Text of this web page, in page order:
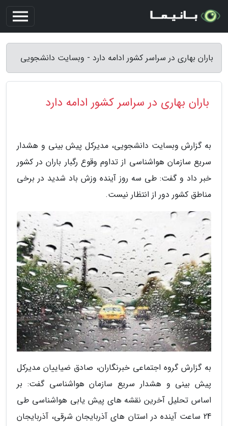
باران بهاری در سراسر کشور ادامه دارد - وبسایت دانشجویی
باران بهاری در سراسر کشور ادامه دارد
به گزارش وبسایت دانشجویی، مدیرکل پیش بینی و هشدار
سریع سازمان هواشناسی از تداوم وقوع رگبار باران در کشور
خبر داد و گفت: طی سه روز آینده وزش باد شدید در برخی
مناطق کشور دور از انتظار نیست.
به گزارش گروه اجتماعی خبرنگاران، صادق ضیاییان مدیرکل
پیش بینی و هشدار سریع سازمان هواشناسی گفت: بر
اساس تحلیل آخرین نقشه های پیش یابی هواشناسی طی
24 ساعت آینده در استان های آذربایجان شرقی، آذربایجان